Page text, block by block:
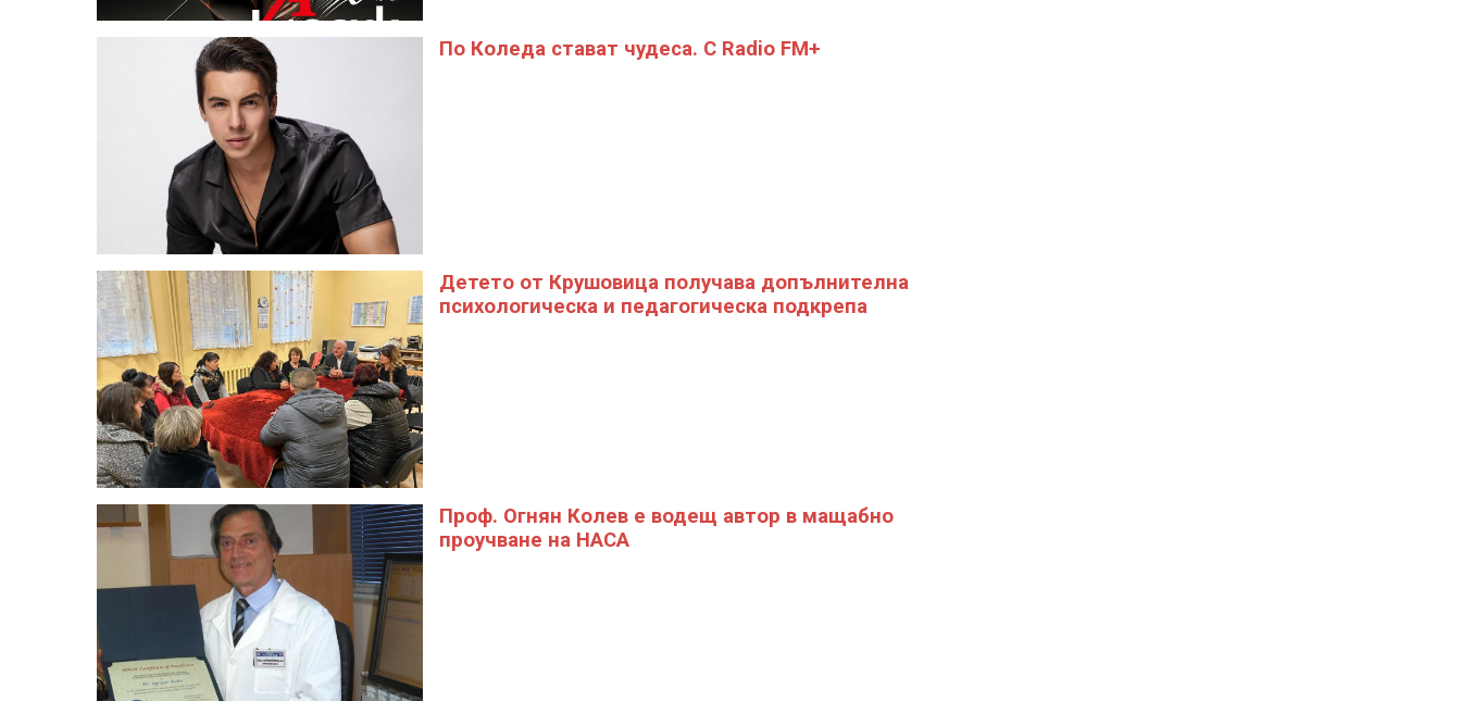
По Коледа стават чудеса. С Radio FM+
Детето от Крушовица получава допълнителна
психологическа и педагогическа подкрепа
Проф. Огнян Колев е водещ автор в мащабно
проучване на НАСА